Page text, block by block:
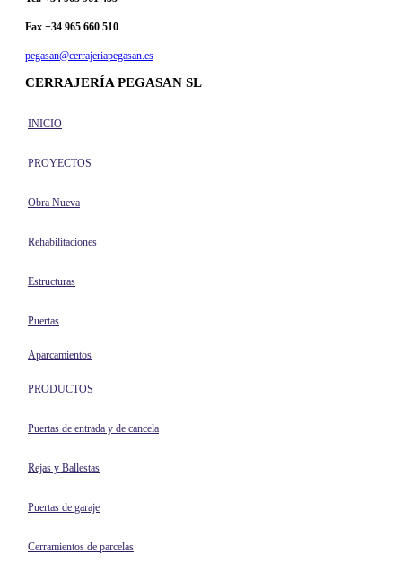
Fax +34 965 660 510
pegasan@cerrajeriapegasan.es
CERRAJERÍA PEGASAN SL
INICIO
PROYECTOS
Obra Nueva
Rehabilitaciones
Estructuras
Puertas
Aparcamientos
PRODUCTOS
Puertas de entrada y de cancela
Rejas y Ballestas
Puertas de garaje
Cerramientos de parcelas